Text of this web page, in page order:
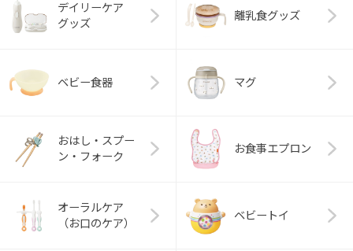
デイリーケア
グッズ
離乳食グッズ
ベビー食器 マグ
おはし・スプー
ン・フォーク
お食事エプロン
オーラルケア
（お口のケア）
ベビートイ